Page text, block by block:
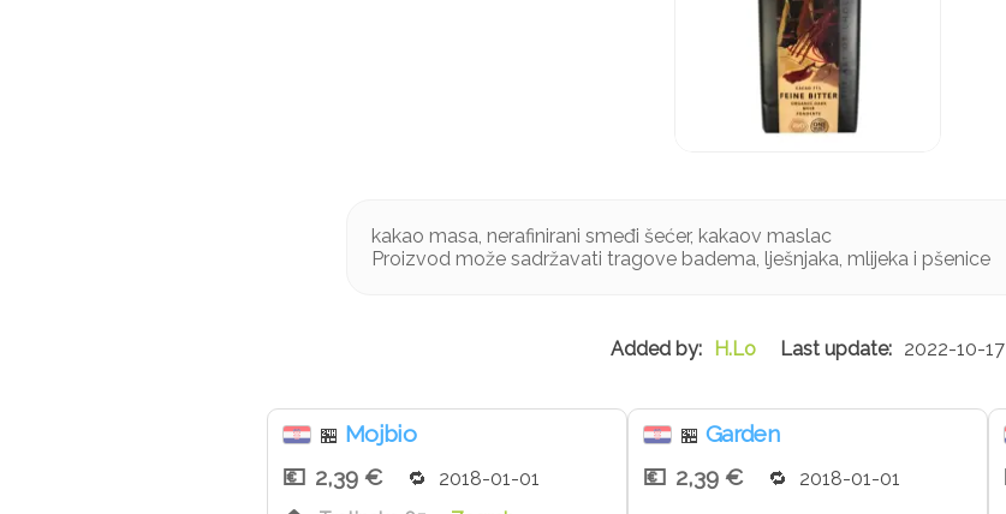
kakao masa, nerafinirani smeđi šećer, kakaov maslac
Proizvod može sadržavati tragove badema, lješnjaka, mlijeka i pšenice
H.Lo 2022-10-17
🏪 Mojbio
2,39 €
2018-01-01
🏪 Garden
2,39 €
2018-01-01